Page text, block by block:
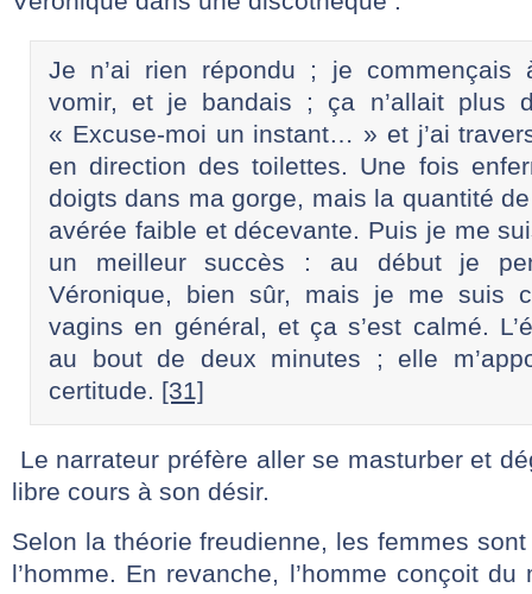
Je n’ai rien répondu ; je commençais
vomir, et je bandais ; ça n’allait plus
« Excuse-moi un instant… » et j’ai
en direction des toilettes. Une fois
doigts dans ma gorge, mais la quantité
avérée faible et décevante. Puis je me
un meilleur succès : au début je
Véronique, bien sûr, mais je me suis
vagins en général, et ça s’est calmé.
au bout de deux minutes ; elle
certitude. [31]
Le narrateur préfère aller se masturber et
libre cours à son désir.
Selon la théorie freudienne, les femmes
l’homme. En revanche, l’homme conçoit